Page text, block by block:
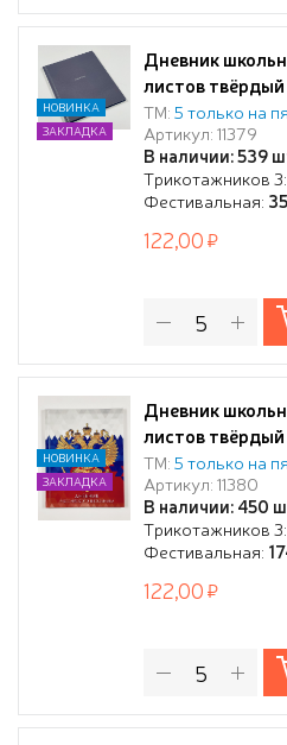
Дневник
листов
глянцевая
ТМ:5 только на
Артикул: 11379
В наличии: 539
Трикотажников 3:
Фестивальная:
НОВИНКА
ЗАКЛАДКА
122,00
Дневник
листов
7БЦ, глянцевая
ТМ:5 только на
Артикул: 11380
В наличии: 450
Трикотажников 3:
Фестивальная:
НОВИНКА
ЗАКЛАДКА
122,00